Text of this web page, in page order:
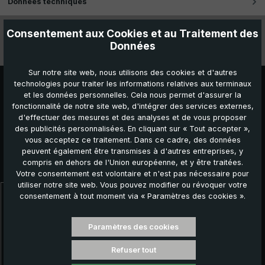
Autres produits que vous pourriez aimer :
Consentement aux Cookies et au Traitement des
Données
Sur notre site web, nous utilisons des cookies et d'autres
technologies pour traiter les informations relatives aux terminaux
et les données personnelles. Cela nous permet d'assurer la
fonctionnalité de notre site web, d'intégrer des services externes,
d'effectuer des mesures et des analyses et de vous proposer
des publicités personnalisées. En cliquant sur « Tout accepter »,
vous acceptez ce traitement. Dans ce cadre, des données
peuvent également être transmises à d'autres entreprises, y
compris en dehors de l'Union européenne, et y être traitées.
Votre consentement est volontaire et n'est pas nécessaire pour
utiliser notre site web. Vous pouvez modifier ou révoquer votre
consentement à tout moment via « Paramètres des cookies ».
Paramètres des cookies
Refuser tout